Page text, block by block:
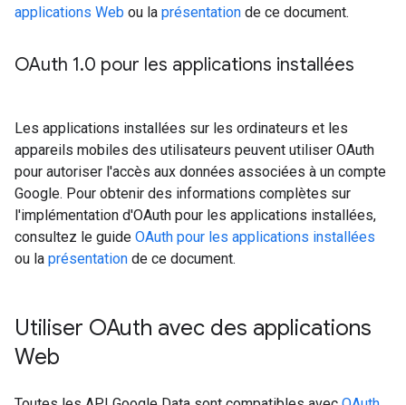
applications Web ou la présentation de ce document.
OAuth 1.0 pour les applications installées
Les applications installées sur les ordinateurs et les
appareils mobiles des utilisateurs peuvent utiliser OAuth
pour autoriser l'accès aux données associées à un compte
Google. Pour obtenir des informations complètes sur
l'implémentation d'OAuth pour les applications installées,
consultez le guide OAuth pour les applications installées
ou la présentation de ce document.
Utiliser OAuth avec des applications
Web